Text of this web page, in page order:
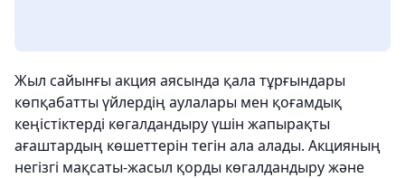
Жыл сайынғы акция аясында қала тұрғындары
көпқабатты үйлердің аулалары мен қоғамдық
кеңістіктерді көгалдандыру үшін жапырақты
ағаштардың көшеттерін тегін ала алады. Акцияның
негізгі мақсаты-жасыл қорды көгалдандыру және